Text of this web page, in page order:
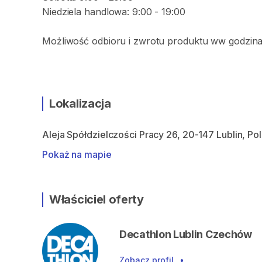
Niedziela handlowa: 9:00 - 19:00
Możliwość odbioru i zwrotu produktu ww
Lokalizacja
Aleja Spółdzielczości Pracy 26, 20-147 Lublin,
Pokaż na mapie
Właściciel oferty
Decathlon Lublin Czechów
Zobacz profil •